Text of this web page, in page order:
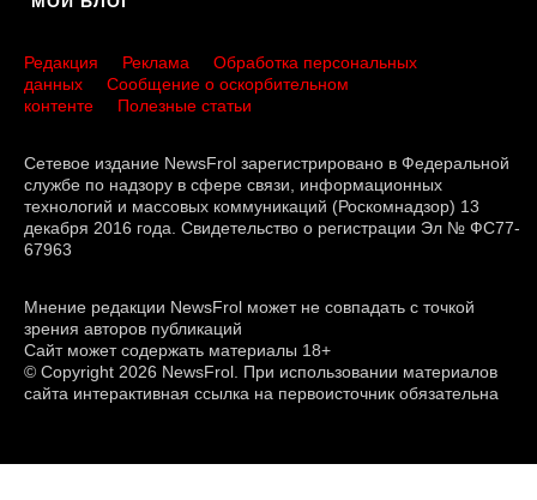
Редакция Реклама
Обработка персональных
данных
Сообщение о оскорбительном
контенте
Полезные статьи
Сетевое издание NewsFrol зарегистрировано в Федеральной
службе по надзору в сфере связи, информационных
технологий и массовых коммуникаций (Роскомнадзор) 13
декабря 2016 года. Свидетельство о регистрации Эл № ФС77-
67963
Мнение редакции NewsFrol может не совпадать с точкой
зрения авторов публикаций
Сайт может содержать материалы 18+
© Copyright 2026 NewsFrol. При использовании материалов
сайта интерактивная ссылка на первоисточник обязательна